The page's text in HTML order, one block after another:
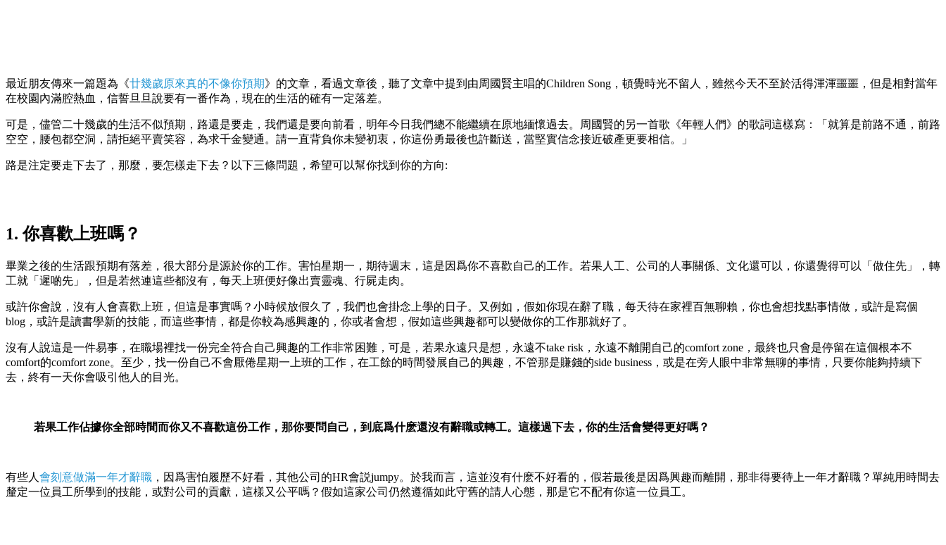
最近朋友傳來一篇題為《廿幾歲原來真的不像你預期》的文章，看過文章後，聽了文章中提到由周國賢主唱的Children Song，頓覺時光不留人，雖然今天不至於活得渾渾噩噩，但是相對當年
在校園內滿腔熱血，信誓旦旦說要有一番作為，現在的生活的確有一定落差。
可是，儘管二十幾歲的生活不似預期，路還是要走，我們還是要向前看，明年今日我們總不能繼續在原地緬懷過去。周國賢的另一首歌《年輕人們》的歌詞這樣寫：「就算是前路不通，前路
空空，腰包都空洞，請拒絕平賣笑容，為求千金變通。請一直背負你未變初衷，你這份勇最後也許斷送，當堅實信念接近破產更要相信。」
路是注定要走下去了，那麼，要怎樣走下去？以下三條問題，希望可以幫你找到你的方向:
1. 你喜歡上班嗎？
畢業之後的生活跟預期有落差，很大部分是源於你的工作。害怕星期一，期待週末，這是因爲你不喜歡自己的工作。若果人工、公司的人事關係、文化還可以，你還覺得可以「做住先」，轉
工就「遲啲先」，但是若然連這些都沒有，每天上班便好像出賣靈魂、行屍走肉。
或許你會說，沒有人會喜歡上班，但這是事實嗎？小時候放假久了，我們也會掛念上學的日子。又例如，假如你現在辭了職，每天待在家裡百無聊賴，你也會想找點事情做，或許是寫個
blog，或許是讀書學新的技能，而這些事情，都是你較為感興趣的，你或者會想，假如這些興趣都可以變做你的工作那就好了。
沒有人說這是一件易事，在職場裡找一份完全符合自己興趣的工作非常困難，可是，若果永遠只是想，永遠不take risk，永遠不離開自己的comfort zone，最終也只會是停留在這個根本不
comfort的comfort zone。至少，找一份自己不會厭倦星期一上班的工作，在工餘的時間發展自己的興趣，不管那是賺錢的side business，或是在旁人眼中非常無聊的事情，只要你能夠持續下
去，終有一天你會吸引他人的目光。
若果工作佔據你全部時間而你又不喜歡這份工作，那你要問自己，到底爲什麽還沒有辭職或轉工。這樣過下去，你的生活會變得更好嗎？
有些人 會刻意做滿一年才辭職 ，因爲害怕履歷不好看，其他公司的HR會説jumpy。於我而言，這並沒有什麽不好看的，假若最後是因爲興趣而離開，那非得要待上一年才辭職？單純用時間去
釐定一位員工所學到的技能，或對公司的貢獻，這樣又公平嗎？假如這家公司仍然遵循如此守舊的請人心態，那是它不配有你這一位員工。